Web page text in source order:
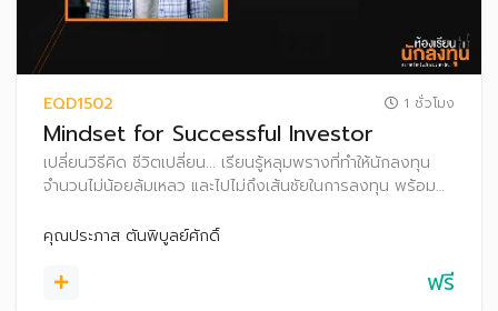
EQD1502 1 ชั่วโมง
Mindset for Successful Investor
เปลี่ยนวิธีคิด ชีวิตเปลี่ยน... เรียนรู้หลุมพรางที่ทำให้นักลงทุน
จำนวนไม่น้อยล้มเหลว และไปไม่ถึงเส้นชัยในการลงทุน พร้อม
ยาว
คุณประภาส ตันพิบูลย์ศักดิ์
ฟรี